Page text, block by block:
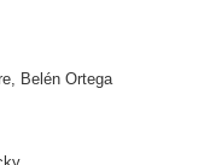
Belén Ortega